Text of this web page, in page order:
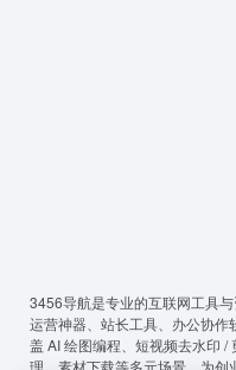
3456导航是专业的互联网工具
运营神器、站长工具、办公协
盖 AI 绘图编程、短视频去水印 /
理、素材下载等多元场景，为